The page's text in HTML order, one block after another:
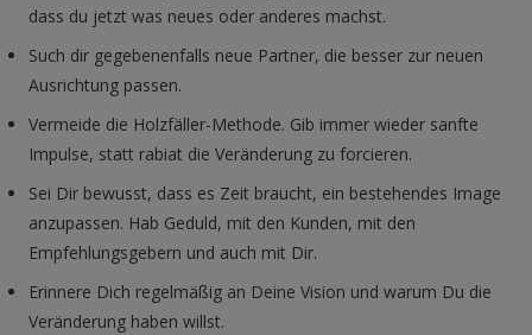
dass du jetzt was neues oder anderes machst.
Such dir gegebenenfalls neue Partner, die besser zur neuen
Ausrichtung passen.
Vermeide die Holzfäller-Methode. Gib immer wieder sanfte
Impulse, statt rabiat die Veränderung zu forcieren.
Sei Dir bewusst, dass es Zeit braucht, ein bestehendes Image
anzupassen. Hab Geduld, mit den Kunden, mit den
Empfehlungsgebern und auch mit Dir.
Erinnere Dich regelmäßig an Deine Vision und warum Du die
Veränderung haben willst.